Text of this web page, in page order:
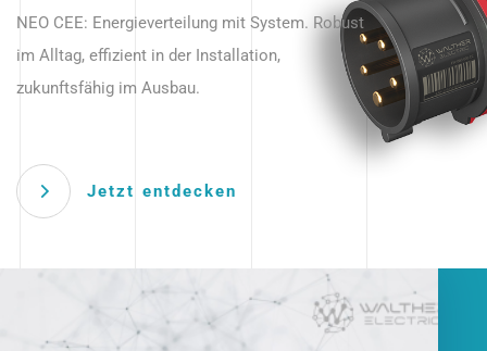
beginnt hier.
NEO CEE: Energieverteilung mit System. Robust
im Alltag, effizient in der Installation,
zukunftsfähig im Ausbau.
Jetzt entdecken
Anwendungen – robust, IP-geschützt und
zukunftsfähig.